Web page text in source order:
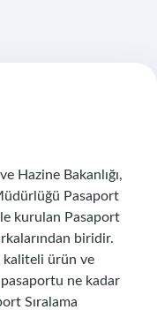
Hazine Bakanlığı,
Pasaport
kurulan Pasaport
biridir.
kaliteli ürün ve
pasaportu ne kadar
Sıralama